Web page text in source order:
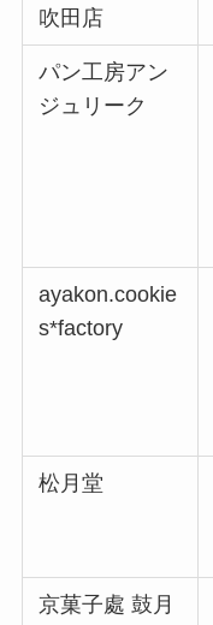
吹田店
パン工房アン
ジュリーク
ayakon.cookie
s*factory
松月堂
京菓子處 鼓月